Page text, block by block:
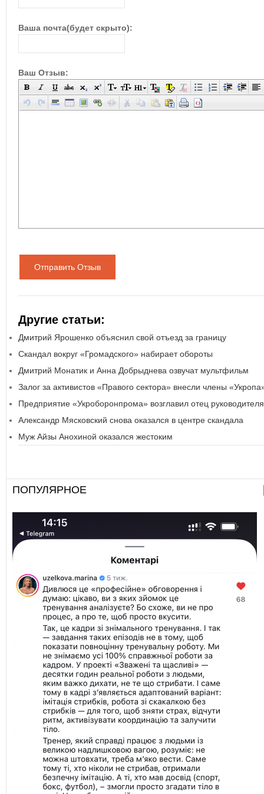
Ваша почта(будет скрыто):
Ваш Отзыв:
Отправить Отзыв
Другие статьи:
Дмитрий Ярошенко объяснил свой отъезд за границу
Скандал вокруг «Громадского» набирает обороты
Дмитрий Монатик и Анна Добрыднева озвучат мультфильм
Залог за активистов «Правого сектора» внесли члены
Предприятие «Укроборонпрома» возглавил отец
Александр Мясковский снова оказался в центре скандала
Муж Айзы Анохиной оказался жестоким
ПОПУЛЯРНОЕ